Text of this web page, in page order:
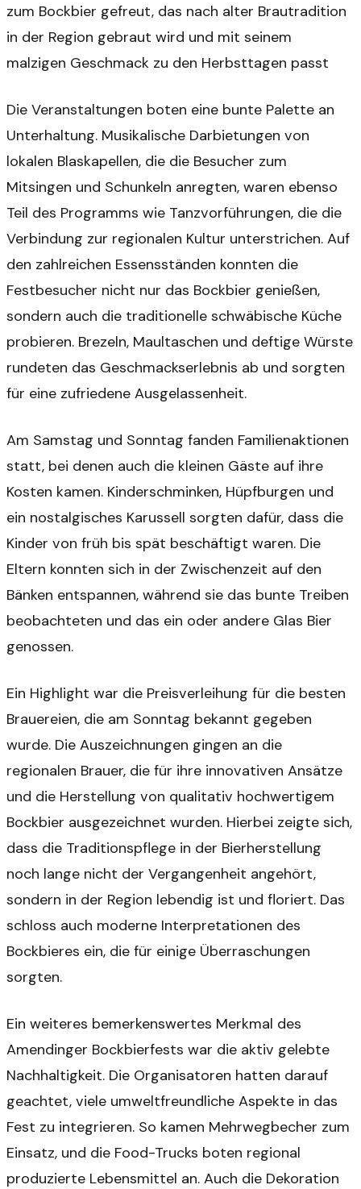
zum Bockbier gefreut, das nach alter Brautradition
in der Region gebraut wird und mit seinem
malzigen Geschmack zu den Herbsttagen passt
Die Veranstaltungen boten eine bunte Palette an
Unterhaltung. Musikalische Darbietungen von
lokalen Blaskapellen, die die Besucher zum
Mitsingen und Schunkeln anregten, waren ebenso
Teil des Programms wie Tanzvorführungen, die die
Verbindung zur regionalen Kultur unterstrichen. Auf
den zahlreichen Essensständen konnten die
Festbesucher nicht nur das Bockbier genießen,
sondern auch die traditionelle schwäbische Küche
probieren. Brezeln, Maultaschen und deftige Würste
rundeten das Geschmackserlebnis ab und sorgten
für eine zufriedene Ausgelassenheit.
Am Samstag und Sonntag fanden Familienaktionen
statt, bei denen auch die kleinen Gäste auf ihre
Kosten kamen. Kinderschminken, Hüpfburgen und
ein nostalgisches Karussell sorgten dafür, dass die
Kinder von früh bis spät beschäftigt waren. Die
Eltern konnten sich in der Zwischenzeit auf den
Bänken entspannen, während sie das bunte Treiben
beobachteten und das ein oder andere Glas Bier
genossen.
Ein Highlight war die Preisverleihung für die besten
Brauereien, die am Sonntag bekannt gegeben
wurde. Die Auszeichnungen gingen an die
regionalen Brauer, die für ihre innovativen Ansätze
und die Herstellung von qualitativ hochwertigem
Bockbier ausgezeichnet wurden. Hierbei zeigte sich,
dass die Traditionspflege in der Bierherstellung
noch lange nicht der Vergangenheit angehört,
sondern in der Region lebendig ist und floriert. Das
schloss auch moderne Interpretationen des
Bockbieres ein, die für einige Überraschungen
sorgten.
Ein weiteres bemerkenswertes Merkmal des
Amendinger Bockbierfests war die aktiv gelebte
Nachhaltigkeit. Die Organisatoren hatten darauf
geachtet, viele umweltfreundliche Aspekte in das
Fest zu integrieren. So kamen Mehrwegbecher zum
Einsatz, und die Food-Trucks boten regional
produzierte Lebensmittel an. Auch die Dekoration